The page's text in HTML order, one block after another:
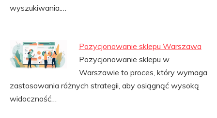
wyszukiwania.…
Pozycjonowanie sklepu Warszawa
Pozycjonowanie sklepu w
Warszawie to proces, który wymaga
zastosowania różnych strategii, aby osiągnąć wysoką
widoczność…